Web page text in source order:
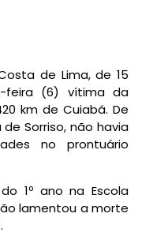
de Lima, de 15
feira (6) vítima da
km de Cuiabá. De
Sorriso, não havia
no prontuário
1º ano na Escola
lamentou a morte